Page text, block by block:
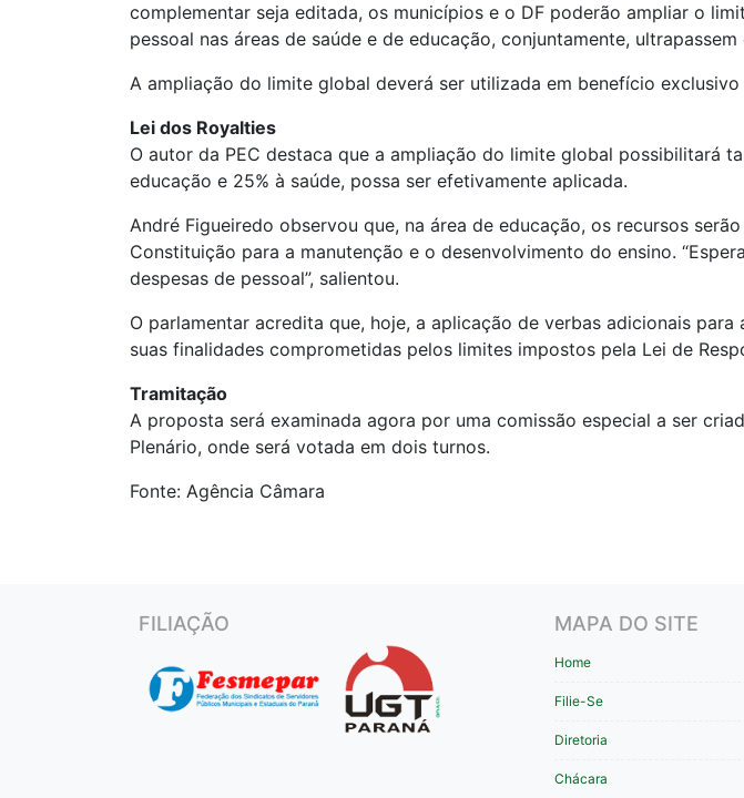
complementar seja editada, os municípios e o DF poderão ampliar o
pessoal nas áreas de saúde e de educação, conjuntamente,
A ampliação do limite global deverá ser utilizada em benefício exclusivo
Lei dos Royalties
O autor da PEC destaca que a ampliação do limite global possibilitará
educação e 25% à saúde, possa ser efetivamente aplicada.
André Figueiredo observou que, na área de educação, os recursos
Constituição para a manutenção e o desenvolvimento do ensino.
despesas de pessoal”, salientou.
O parlamentar acredita que, hoje, a aplicação de verbas adicionais
suas finalidades comprometidas pelos limites impostos pela Lei de
Tramitação
A proposta será examinada agora por uma comissão especial a ser
Plenário, onde será votada em dois turnos.
Fonte: Agência Câmara
FILIAÇÃO MAPA DO SITE
Home
Filie-Se
Diretoria
Chácara